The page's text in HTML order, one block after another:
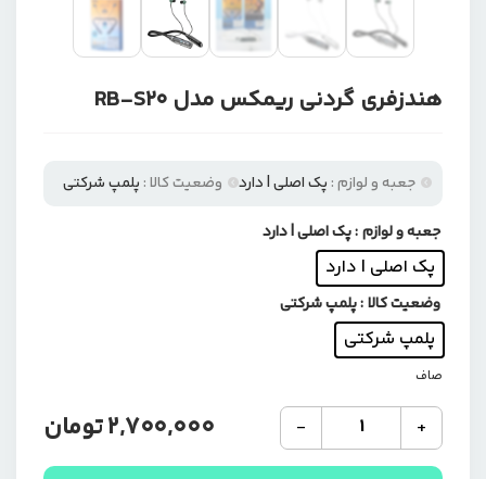
هندزفری گردنی ریمکس مدل RB-S20
جعبه و لوازم : پک اصلی | دارد وضعیت کالا : پلمپ شرکتی
جعبه و لوازم: پک اصلی | دارد
پک اصلی | دارد
وضعیت کالا: پلمپ شرکتی
پلمپ شرکتی
صاف
+
هندزفری
گردنی
ریمکس
-
2,700,000تومان